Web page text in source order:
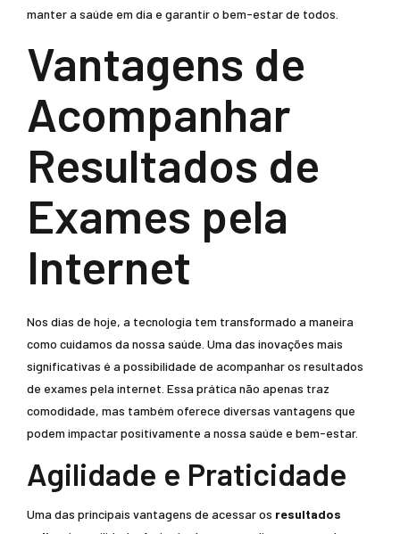
manter a saúde em dia e garantir o bem-estar de todos.
Vantagens de
Acompanhar
Resultados de
Exames pela
Internet
Nos dias de hoje, a tecnologia tem transformado a maneira
como cuidamos da nossa saúde. Uma das inovações mais
significativas é a possibilidade de acompanhar os resultados
de exames pela internet. Essa prática não apenas traz
comodidade, mas também oferece diversas vantagens que
podem impactar positivamente a nossa saúde e bem-estar.
Agilidade e Praticidade
Uma das principais vantagens de acessar os resultados